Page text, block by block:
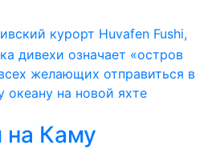
курорт Huvafen Fushi,
дивехи означает «остров
желающих отправиться в
океану на новой яхте
на Каму